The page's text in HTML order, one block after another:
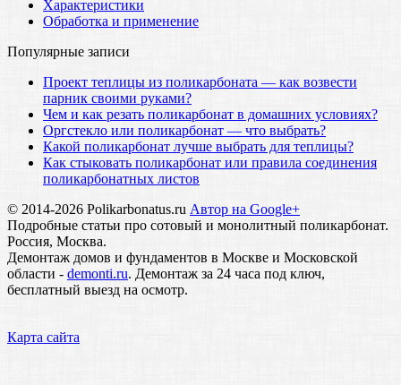
Характеристики
Обработка и применение
Популярные записи
Проект теплицы из поликарбоната — как возвести
парник своими руками?
Чем и как резать поликарбонат в домашних условиях?
Оргстекло или поликарбонат — что выбрать?
Какой поликарбонат лучше выбрать для теплицы?
Как стыковать поликарбонат или правила соединения
поликарбонатных листов
© 2014-2026 Polikarbonatus.ru Автор на Google+
Подробные статьи про сотовый и монолитный поликарбонат.
Россия, Москва.
Демонтаж домов и фундаментов в Москве и Московской
области - demonti.ru. Демонтаж за 24 часа под ключ,
бесплатный выезд на осмотр.
Карта сайта